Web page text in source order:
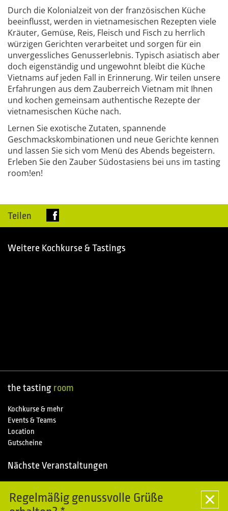
Durch die Kolonialzeit von der französischen Küche
beeinflusst, werden in vietnamesischen Rezepten viele
Kräuter, Gemüse, Reis, Fleisch und Fisch zu herrlich
würzigen Gerichten verarbeitet und sorgen für ein
unvergessliches Genusserlebnis. Typisch asiatisch aber
doch eigenständig und ungewohnt bleibt die Küche
Vietnams auf jeden Fall in Erinnerung. Wir teilen unsere
Erfahrungen aus dem Zauberreich Vietnam mit Ihnen
und kochen gemeinsam authentische Rezepte der
vietnamesischen Küche nach.
Lernen Sie exotische Zutaten, spannende
Geschmackskombinationen und neue Gerichte kennen
und lassen Sie sich vom Menü des Abends begeistern.
Erleben Sie den Zauber Südostasiens bei uns im tasting
room!en!
Teilen
Weitere Kochkurse & Tastings
Regelmäßig genussvolle Grüße
the tasting room
Kochkurse & mehr
Events & Teams
Location
Gutscheine
Nächste Veranstaltungen
Kochkurse im Piemonte entdecken - Sommerpause im tasting room